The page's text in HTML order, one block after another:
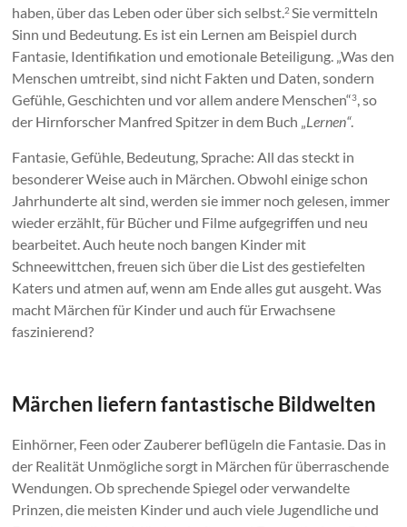
haben, über das Leben oder über sich selbst.2 Sie vermitteln
Sinn und Bedeutung. Es ist ein Lernen am Beispiel durch
Fantasie, Identifikation und emotionale Beteiligung. „Was den
Menschen umtreibt, sind nicht Fakten und Daten, sondern
Gefühle, Geschichten und vor allem andere Menschen“3, so
der Hirnforscher Manfred Spitzer in dem Buch „Lernen“.
Fantasie, Gefühle, Bedeutung, Sprache: All das steckt in
besonderer Weise auch in Märchen. Obwohl einige schon
Jahrhunderte alt sind, werden sie immer noch gelesen, immer
wieder erzählt, für Bücher und Filme aufgegriffen und neu
bearbeitet. Auch heute noch bangen Kinder mit
Schneewittchen, freuen sich über die List des gestiefelten
Katers und atmen auf, wenn am Ende alles gut ausgeht. Was
macht Märchen für Kinder und auch für Erwachsene
faszinierend?
Märchen liefern fantastische Bildwelten
Einhörner, Feen oder Zauberer beflügeln die Fantasie. Das in
der Realität Unmögliche sorgt in Märchen für überraschende
Wendungen. Ob sprechende Spiegel oder verwandelte
Prinzen, die meisten Kinder und auch viele Jugendliche und